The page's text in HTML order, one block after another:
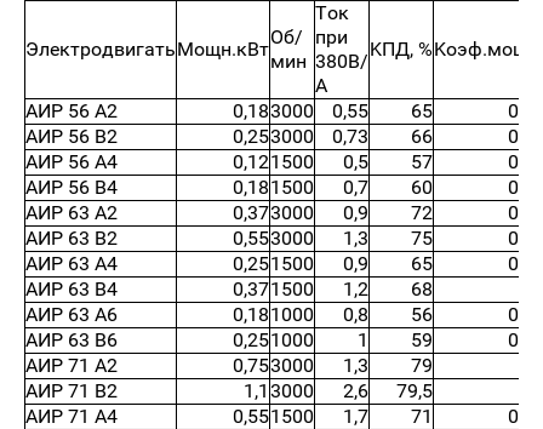
ЭлектродвигатьМощн.кВт
Об/
мин
Ток
при
380В/
А
KПД, %Kоэф.мощн.
АИР 56 А2 0,183000 0,55 65
0,78
АИР 56 В2
0,253000 0,73 66
0,79
АИР 56 А4
0,121500 0,5 57
0,66
АИР 56 В4
0,181500 0,7 60
0,68
АИР 63 А2
0,373000 0,9 72
0,84
АИР 63 В2
0,553000 1,3 75
0,81
АИР 63 А4
0,251500 0,9 65
0,67
АИР 63 В4
0,371500 1,2 68
АИР 63 А6
0,181000 0,8 56
0,62
АИР 63 В6
0,251000 1 59
0,62
АИР 71 А2
0,753000 1,3 79
АИР 71 В2
1,1 3000 2,6 79,5
АИР 71 А4
0,551500 1,7 71
0,71